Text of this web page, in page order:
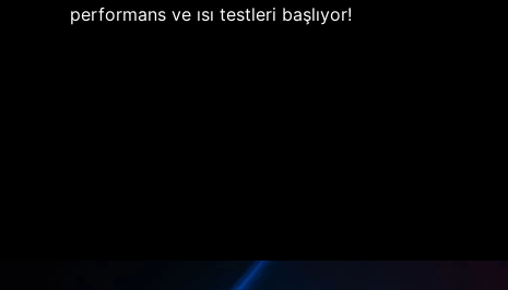
performans ve ısı testleri başlıyor!